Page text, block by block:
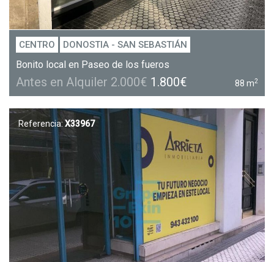
CENTRO DONOSTIA - SAN SEBASTIÁN
Bonito local en Paseo de los fueros
Antes en Alquiler 2.000€ 1.800€ 88 m2
Referencia:X33967